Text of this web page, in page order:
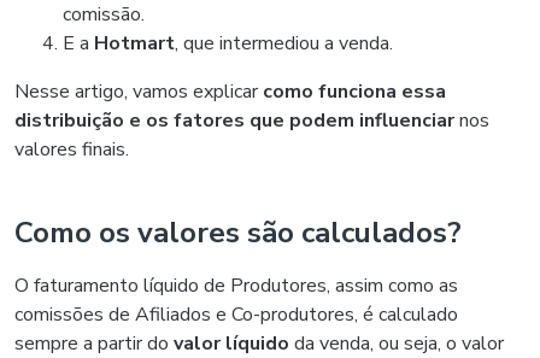
comissão.
E a Hotmart, que intermediou a venda.
Nesse artigo, vamos explicarcomo funciona essa
distribuição e os fatores que podem influenciarnos
valores finais.
Como os valores são calculados?
O faturamento líquido de Produtores, assim como as
comissões de Afiliados e Co-produtores, é calculado
sempre a partir do valor líquido da venda, ou seja, o valor